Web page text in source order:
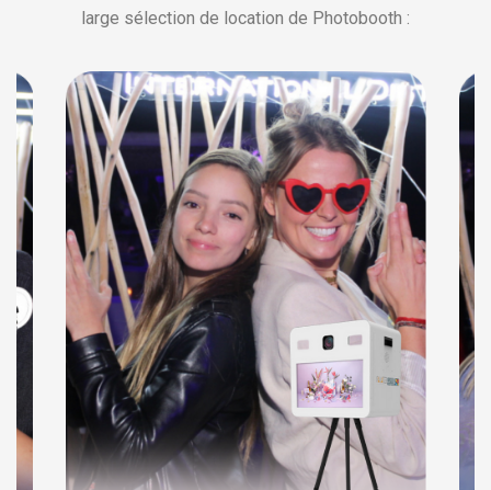
large sélection de location de Photobooth :